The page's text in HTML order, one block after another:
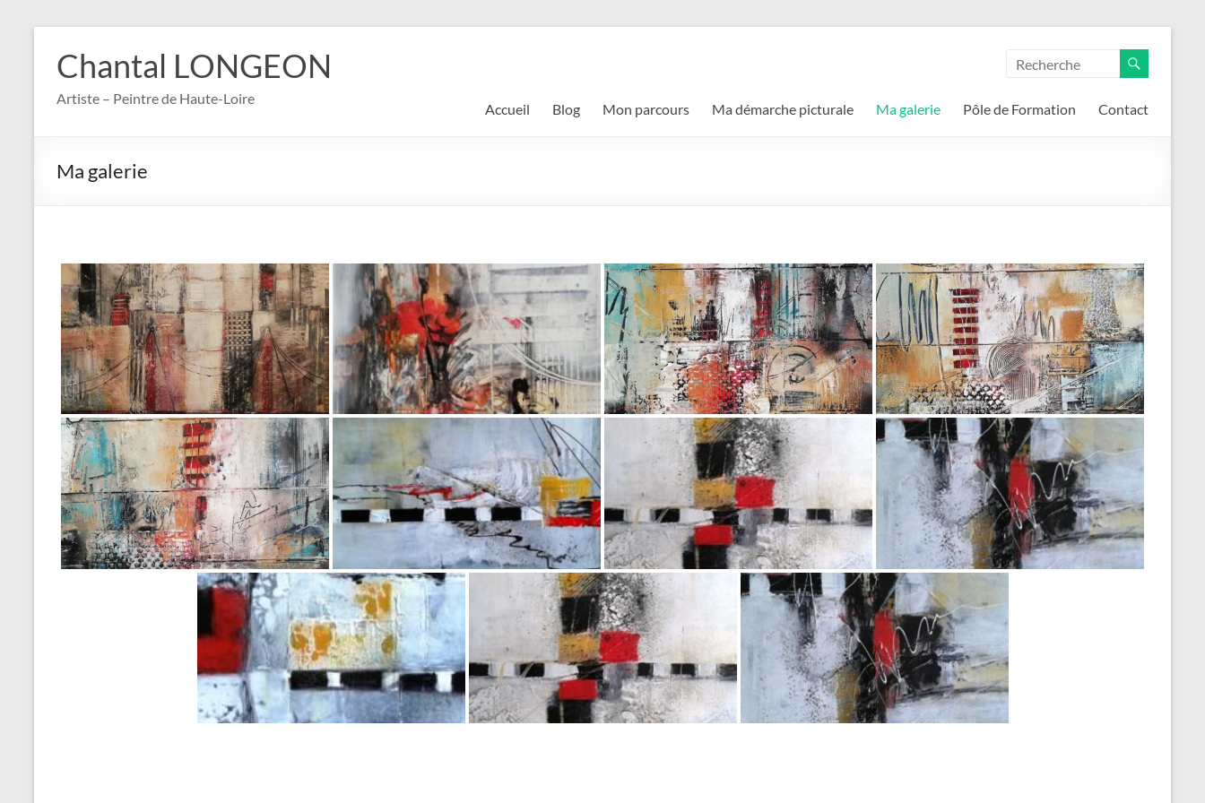
contenu
Chantal LONGEON
Artiste – Peintre de Haute-Loire
Accueil Blog Mon parcours Ma démarche picturale Ma galerie Pôle de Formation Contact
Ma galerie